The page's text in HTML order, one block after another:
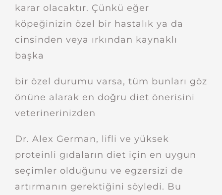
karar olacaktır. Çünkü eğer
köpeğinizin özel bir hastalık ya da
cinsinden veya ırkından kaynaklı
başka
bir özel durumu varsa, tüm bunları göz
önüne alarak en doğru diet önerisini
veterinerinizden
Dr. Alex German, lifli ve yüksek
proteinli gıdaların diet için en uygun
seçimler olduğunu ve egzersizi de
artırmanın gerektiğini söyledi. Bu